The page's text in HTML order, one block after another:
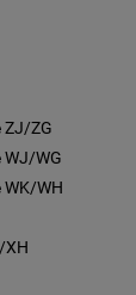
ZJ/ZG
WJ/WG
WK/WH
XH